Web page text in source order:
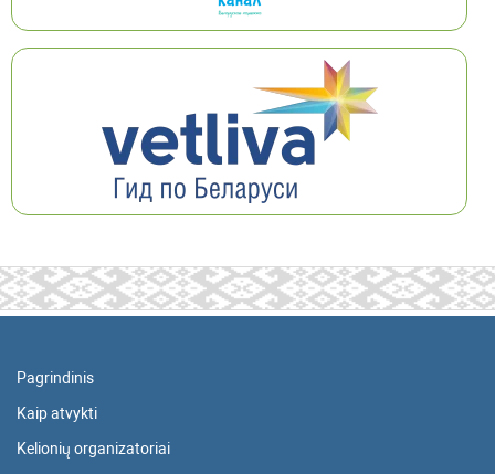
Pagrindinis
Kaip atvykti
Kelionių organizatoriai